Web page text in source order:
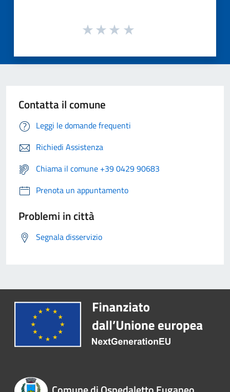
Contatta il comune
Leggi le domande frequenti
Richiedi Assistenza
Chiama il comune +39 0429 90683
Prenota un appuntamento
Problemi in città
Segnala disservizio